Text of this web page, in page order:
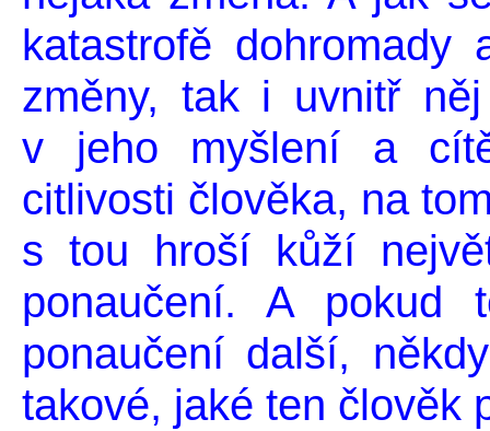
katastrofě
změny, tak i uvnitř
v jeho myšlení a
citlivosti člověka, na
s tou hroší kůží
ponaučení. A pokud
ponaučení další,
takové, jaké ten člověk